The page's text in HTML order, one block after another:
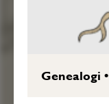
Genealogi •